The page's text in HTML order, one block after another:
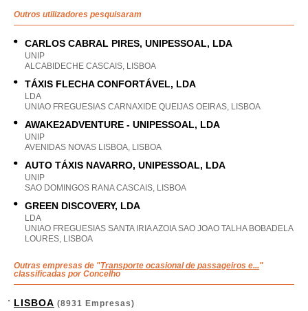
Outros utilizadores pesquisaram
CARLOS CABRAL PIRES, UNIPESSOAL, LDA
UNIP
ALCABIDECHE CASCAIS, LISBOA
TÁXIS FLECHA CONFORTÁVEL, LDA
LDA
UNIAO FREGUESIAS CARNAXIDE QUEIJAS OEIRAS, LISBOA
AWAKE2ADVENTURE - UNIPESSOAL, LDA
UNIP
AVENIDAS NOVAS LISBOA, LISBOA
AUTO TÁXIS NAVARRO, UNIPESSOAL, LDA
UNIP
SAO DOMINGOS RANA CASCAIS, LISBOA
GREEN DISCOVERY, LDA
LDA
UNIAO FREGUESIAS SANTA IRIA AZOIA SAO JOAO TALHA BOBADELA
LOURES, LISBOA
Outras empresas de "Transporte ocasional de passageiros e..."
classificadas por Concelho
LISBOA (8931 Empresas)